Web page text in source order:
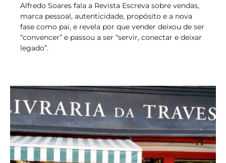
Alfredo Soares fala a Revista Escreva sobre vendas,
marca pessoal, autenticidade, propósito e a nova
fase como pai, e revela por que vender deixou de ser
“convencer” e passou a ser “servir, conectar e deixar
legado”.